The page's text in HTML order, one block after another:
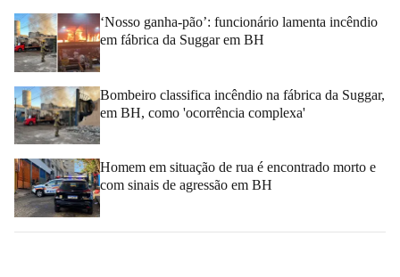
‘Nosso ganha-pão’: funcionário lamenta incêndio
em fábrica da Suggar em BH
Bombeiro classifica incêndio na fábrica da Suggar,
em BH, como 'ocorrência complexa'
Homem em situação de rua é encontrado morto e
com sinais de agressão em BH